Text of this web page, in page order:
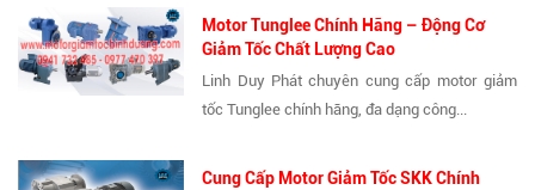
Motor Tunglee Chính Hãng – Động Cơ
Giảm Tốc Chất Lượng Cao
Linh Duy Phát chuyên cung cấp motor giảm
tốc Tunglee chính hãng, đa dạng công...
Cung Cấp Motor Giảm Tốc SKK Chính